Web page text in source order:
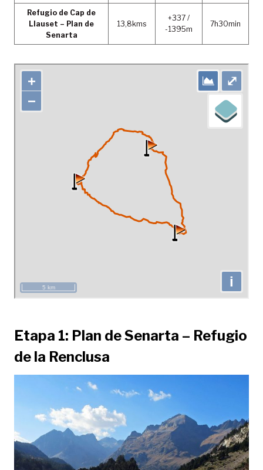
Refugio de Cap de
Llauset – Plan de
Senarta
13,8kms
+337 /
-1395m
7h30min
Etapa 1: Plan de Senarta – Refugio
de la Renclusa